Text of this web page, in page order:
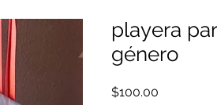
playera
género
$100.00